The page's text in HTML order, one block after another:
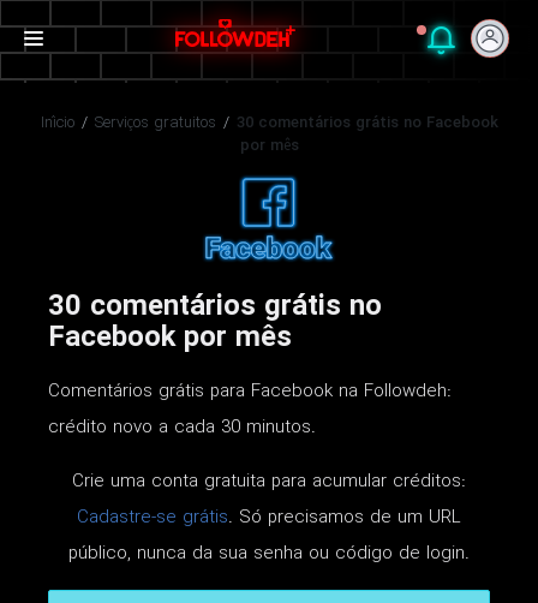
Início / Serviços gratuitos / 30 comentários grátis no Facebook
por mês
30 comentários grátis no
Facebook por mês
Comentários grátis para Facebook na Followdeh:
crédito novo a cada 30 minutos.
Crie uma conta gratuita para acumular créditos:
Cadastre-se grátis. Só precisamos de um URL
público, nunca da sua senha ou código de login.